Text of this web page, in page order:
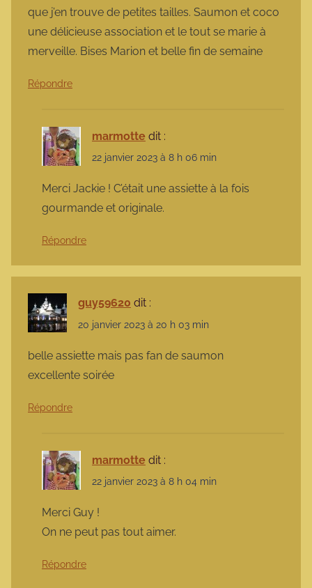
que j’en trouve de petites tailles. Saumon et coco
une délicieuse association et le tout se marie à
merveille. Bises Marion et belle fin de semaine
Répondre
marmotte dit :
22 janvier 2023 à 8 h 06 min
Merci Jackie ! C’était une assiette à la fois
gourmande et originale.
Répondre
guy59620 dit :
20 janvier 2023 à 20 h 03 min
belle assiette mais pas fan de saumon
excellente soirée
Répondre
marmotte dit :
22 janvier 2023 à 8 h 04 min
Merci Guy !
On ne peut pas tout aimer.
Répondre